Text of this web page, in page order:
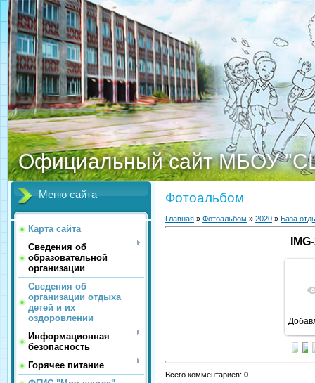
Официальный сайт МБОУ
Меню сайта
Карта сайта
Сведения об
образовательной
организации
Сведения об
организации отдыха
детей и их
оздоровлении
Информационная
безопасность
Горячее питание
Фотоальбом
Главная » Фотоальбом » 2020 » База
Всего комментариев: 0